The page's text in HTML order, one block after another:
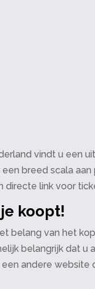
vindt u een
breed scala
directe link voor
koopt!
belang van het
belangrijk dat
andere website